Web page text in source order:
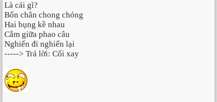
Là cái gì?
Bốn chân chong chóng
Hai bụng kề nhau
Cắm giữa phao câu
Nghiến đi nghiến lại
-----> Trả lời: Cối xay